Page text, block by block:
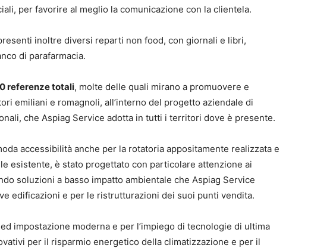
per favorire al meglio la comunicazione con la clientela.
inoltre diversi reparti non food, con giornali e libri,
di parafarmacia.
referenze totali, molte delle quali mirano a promuovere e
emiliani e romagnoli, all’interno del progetto aziendale di
che Aspiag Service adotta in tutti i territori dove è presente.
accessibilità anche per la rotatoria appositamente realizzata e
esistente, è stato progettato con particolare attenzione ai
soluzioni a basso impatto ambientale che Aspiag Service
edificazioni e per le ristrutturazioni dei suoi punti vendita.
impostazione moderna e per l’impiego di tecnologie di ultima
per il risparmio energetico della climatizzazione e per il